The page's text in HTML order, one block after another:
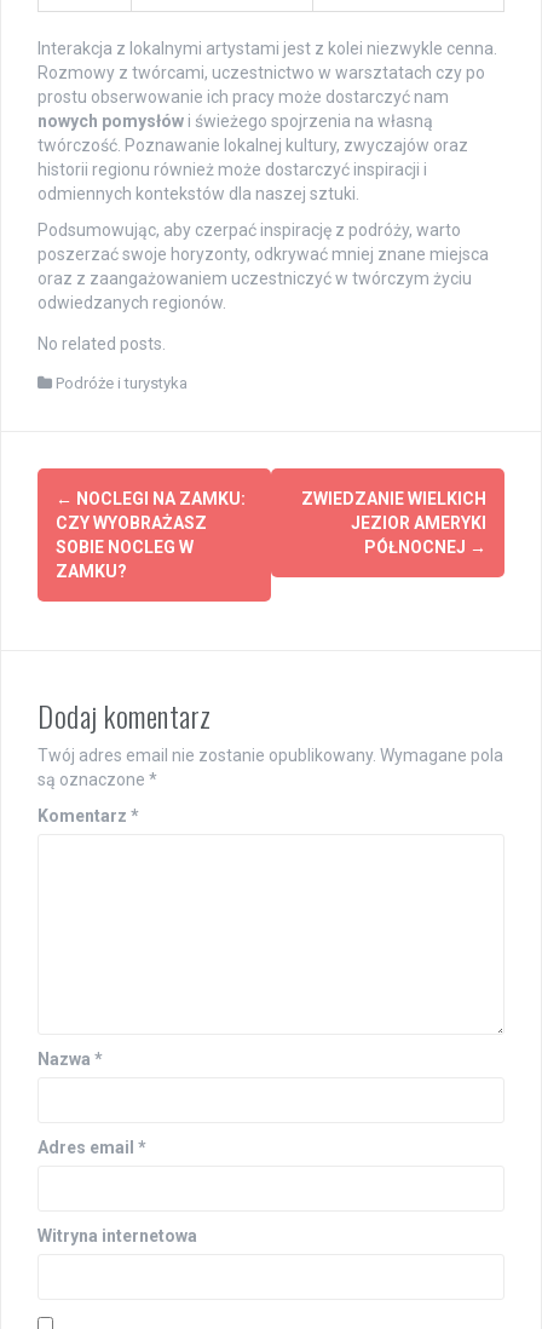
Interakcja z lokalnymi artystami jest z kolei niezwykle cenna.
Rozmowy z twórcami, uczestnictwo w warsztatach czy po
prostu obserwowanie ich pracy może dostarczyć nam
nowych pomysłów i świeżego spojrzenia na własną
twórczość. Poznawanie lokalnej kultury, zwyczajów oraz
historii regionu również może dostarczyć inspiracji i
odmiennych kontekstów dla naszej sztuki.
Podsumowując, aby czerpać inspirację z podróży, warto
poszerzać swoje horyzonty, odkrywać mniej znane miejsca
oraz z zaangażowaniem uczestniczyć w twórczym życiu
odwiedzanych regionów.
No related posts.
Podróże i turystyka
Post
navigation
← NOCLEGI NA ZAMKU:
CZY WYOBRAŻASZ
SOBIE NOCLEG W
ZAMKU?
ZWIEDZANIE WIELKICH
JEZIOR AMERYKI
PÓŁNOCNEJ →
Dodaj komentarz
Twój adres email nie zostanie opublikowany. Wymagane pola
są oznaczone *
Komentarz *
Nazwa *
Adres email *
Witryna internetowa